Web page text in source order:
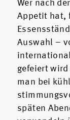
Wer nach
Appetit hat,
Auswahl –
gefeiert wird
man bei
späten